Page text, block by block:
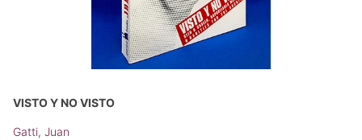
VISTO Y NO VISTO
Gatti, Juan